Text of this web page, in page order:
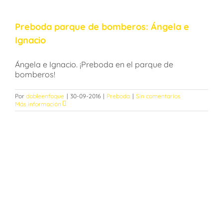
Preboda parque de bomberos: Ángela e
Ignacio
Ángela e Ignacio. ¡Preboda en el parque de
bomberos!
Por dobleenfoque | 30-09-2016 | Preboda | Sin comentarios
Más información